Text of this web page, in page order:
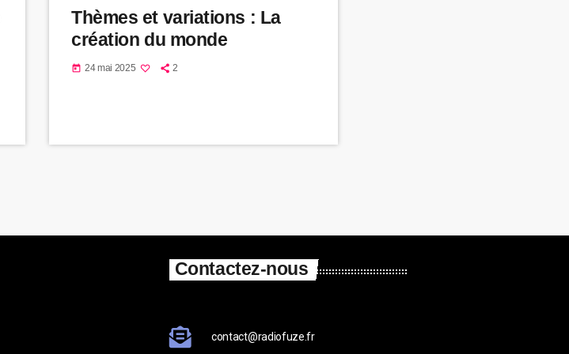
Thèmes et variations : La
création du monde
today 24 mai 2025 2
Contactez-nous
contact@radiofuze.fr